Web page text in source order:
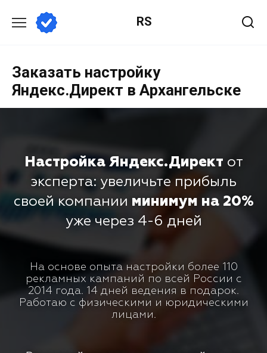
RS
Заказать настройку
Яндекс.Директ в Архангельске
Настройка Яндекс.Директ от
эксперта: увеличьте прибыль
своей компании минимум на 20%
уже через 4-6 дней
На основе опыта настройки более 110
рекламных кампаний по всей России с
2014 года. 14 дней ведения в подарок.
Работаю с физическими и юридическими
лицами.